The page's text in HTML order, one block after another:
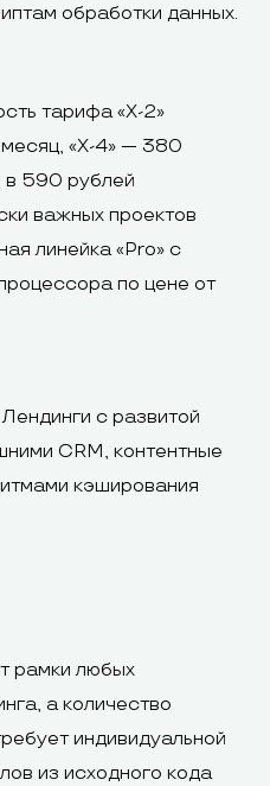
обработки данных.
тарифа «Х-2»
«Х-4» — 380
в 590 рублей
важных проектов
линейка «Pro» с
по цене от
Лендинги с развитой
CRM, контентные
кэширования
рамки любых
а количество
индивидуальной
из исходного кода